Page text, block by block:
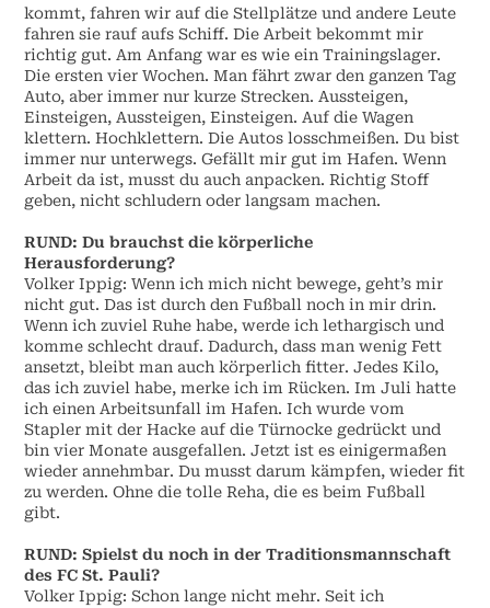
kommt, fahren wir auf die Stellplätze und andere Leute
fahren sie rauf aufs Schiff. Die Arbeit bekommt mir
richtig gut. Am Anfang war es wie ein Trainingslager.
Die ersten vier Wochen. Man fährt zwar den ganzen Tag
Auto, aber immer nur kurze Strecken. Aussteigen,
Einsteigen, Aussteigen, Einsteigen. Auf die Wagen
klettern. Hochklettern. Die Autos losschmeißen. Du bist
immer nur unterwegs. Gefällt mir gut im Hafen. Wenn
Arbeit da ist, musst du auch anpacken. Richtig Stoff
geben, nicht schludern oder langsam machen.
RUND:Du brauchst die körperliche
Herausforderung?
Volker Ippig:Wenn ich mich nicht bewege, geht’s mir
nicht gut. Das ist durch den Fußball noch in mir drin.
Wenn ich zuviel Ruhe habe, werde ich lethargisch und
komme schlecht drauf. Dadurch, dass man wenig Fett
ansetzt, bleibt man auch körperlich fitter. Jedes Kilo,
das ich zuviel habe, merke ich im Rücken. Im Juli hatte
ich einen Arbeitsunfall im Hafen. Ich wurde vom
Stapler mit der Hacke auf die Türnocke gedrückt und
bin vier Monate ausgefallen. Jetzt ist es einigermaßen
wieder annehmbar. Du musst darum kämpfen, wieder fit
zu werden. Ohne die tolle Reha, die es beim Fußball
gibt.
RUND:Spielst du noch in der Traditionsmannschaft
des FC St. Pauli?
Volker Ippig:Schon lange nicht mehr. Seit ich